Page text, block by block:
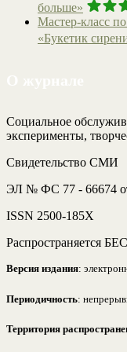
больше»
Мастер-класс
«Букетик
Социальное
эксперименты,
Свидетельство СМИ
ЭЛ № ФС 77 - 66674
ISSN 2500-185Х
Распространяется
Версия издания:
Периодичность:
Территория